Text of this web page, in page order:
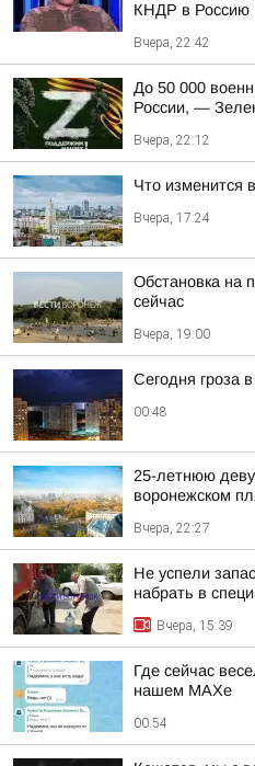
КНДР в Россию
Вчера, 22:42
До 50 000
России, —
Вчера, 22:12
Что изменится
Вчера, 17:24
Обстановка на
сейчас
Вчера, 19:00
Сегодня гроза
00:48
25-летнюю
воронежском
Вчера, 22:27
Не успели
набрать в
Вчера, 15:39
Где сейчас
нашем МАХе
00:54